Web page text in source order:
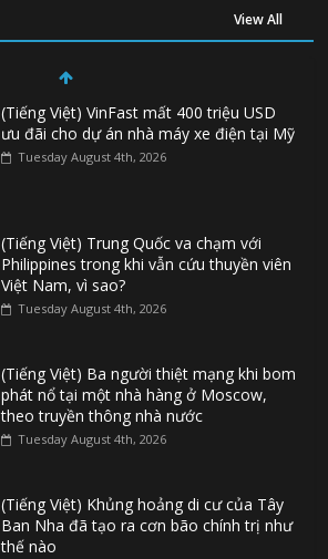
View All
(Tiếng Việt) VinFast mất 400 triệu USD
ưu đãi cho dự án nhà máy xe điện tại Mỹ
Tuesday August 4th, 2026
(Tiếng Việt) Trung Quốc va chạm với
Philippines trong khi vẫn cứu thuyền viên
Việt Nam, vì sao?
Tuesday August 4th, 2026
(Tiếng Việt) Ba người thiệt mạng khi bom
phát nổ tại một nhà hàng ở Moscow,
theo truyền thông nhà nước
Tuesday August 4th, 2026
(Tiếng Việt) Khủng hoảng di cư của Tây
Ban Nha đã tạo ra cơn bão chính trị như
thế nào